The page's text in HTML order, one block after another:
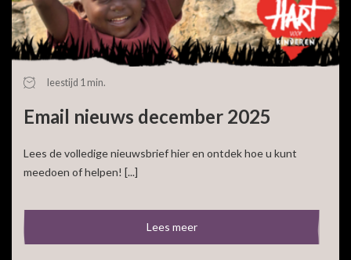
leestijd 1 min.
Email nieuws december 2025
Lees de volledige nieuwsbrief hier en ontdek hoe u kunt
meedoen of helpen! [...]
Lees meer